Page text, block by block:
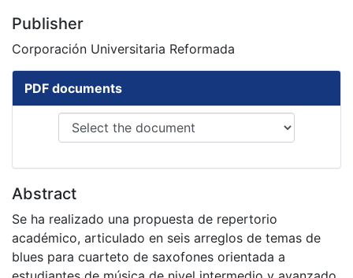
Publisher
Corporación Universitaria Reformada
PDF documents
Abstract
Se ha realizado una propuesta de repertorio
académico, articulado en seis arreglos de temas de
blues para cuarteto de saxofones orientada a